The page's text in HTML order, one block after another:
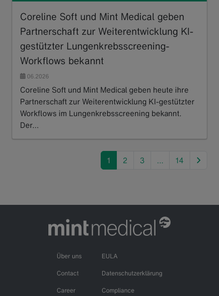
Coreline Soft und Mint Medical geben
Partnerschaft zur Weiterentwicklung KI-
gestützter Lungenkrebsscreening-
Workflows bekannt
06.2026
Coreline Soft und Mint Medical geben heute ihre
Partnerschaft zur Weiterentwicklung KI-gestützter
Workflows im Lungenkrebsscreening bekannt.
Der…
1 2 3 … 14
Über uns
Contact
Career
EULA
Datenschutzerklärung
Compliance